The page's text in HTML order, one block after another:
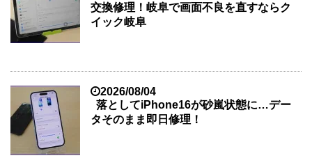
交換修理！岐阜で画面不良を直すならク
イック岐阜
2026/08/04
落としてiPhone16が砂嵐状態に…デー
タそのまま即日修理！